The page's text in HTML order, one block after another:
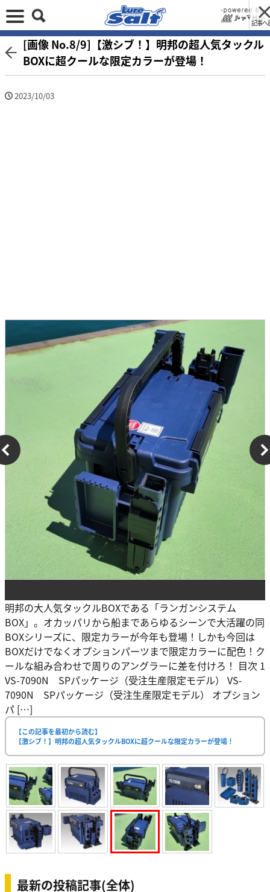
記事へ
[画像 No.8/9]【激シブ！】明邦の超人気タックル
BOXに超クールな限定カラーが登場！
2023/10/03
明邦の大人気タックルBOXである「ランガンシステム
BOX」。オカッパリから船まであらゆるシーンで大活躍の同
BOXシリーズに、限定カラーが今年も登場！しかも今回は
BOXだけでなくオプションパーツまで限定カラーに配色！ク
ールな組み合わせで周りのアングラーに差を付けろ！ 目次 1
VS-7090N SPパッケージ（受注生産限定モデル） VS-
7090N SPパッケージ（受注生産限定モデル） オプション
パ […]
【この記事を最初から読む】
【激シブ！】明邦の超人気タックルBOXに超クールな限定カラーが登場！
最新の投稿記事(全体)